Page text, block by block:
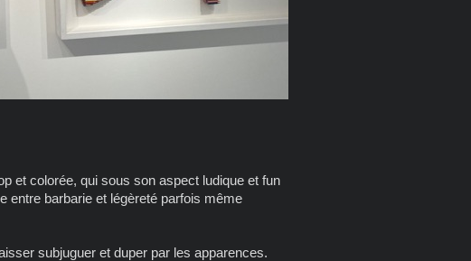
et colorée, qui sous son aspect ludique et fun
entre barbarie et légèreté parfois même
subjuguer et duper par les apparences.